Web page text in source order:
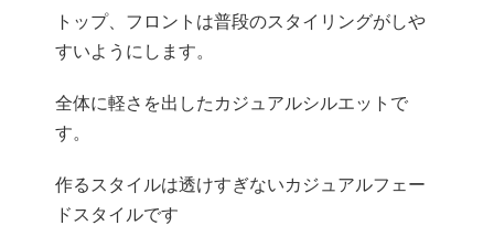
トップ、フロントは普段のスタイリングがしや
すいようにします。
全体に軽さを出したカジュアルシルエットで
す。
作るスタイルは透けすぎないカジュアルフェー
ドスタイルです